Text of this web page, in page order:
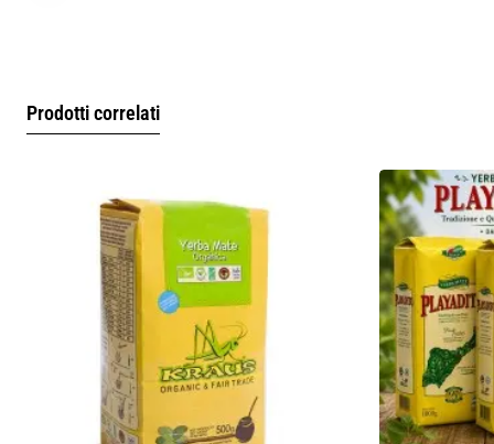
3. Coprire la bocca del mate con una mano, capovolgerla e
posizione normale. Assicurati che la yerba sia adagiata su
una delle pareti del mate e che si formi anche un piccolo foro.
4. Per avviare il mate, metti delicatamente acqua calda nel
buco lasciato nella yerba. Avvia il mate con acqua tiepida,
permetterà alla yerba di non bruciare e perdere il suo sapore.
Lascia riposare per qualche istante.
5. Inserire la lampadina nel foro bagnato.
Prodotti correlati